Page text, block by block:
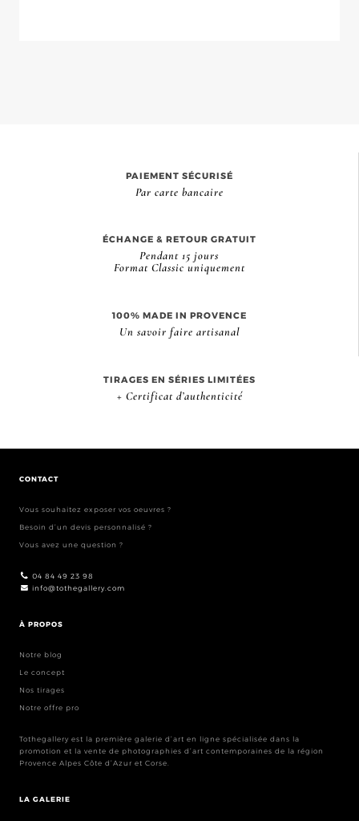
PAIEMENT SÉCURISÉ
Par carte bancaire
ÉCHANGE & RETOUR GRATUIT
Pendant 15 jours
Format Classic uniquement
100% MADE IN PROVENCE
Un savoir faire artisanal
TIRAGES EN SÉRIES LIMITÉES
+ Certificat d’authenticité
CONTACT
Vous souhaitez exposer vos oeuvres ?
Besoin d’un devis personnalisé ?
Vous avez une question ?
04 84 49 23 98
info@tothegallery.com
À PROPOS
Notre blog
Le concept
Nos tirages
Notre offre pro
Tothegallery est la première galerie d’art en ligne spécialisée dans la
promotion et la vente de photographies d’art contemporaines de la région
Provence Alpes Côte d’Azur et Corse.
LA GALERIE